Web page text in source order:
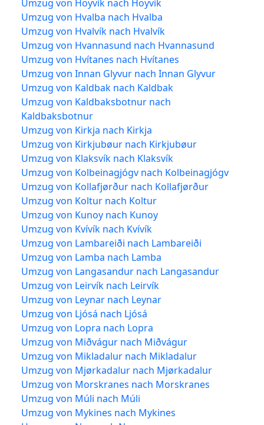
Umzug von Hoyvík nach Hoyvík
Umzug von Hvalba nach Hvalba
Umzug von Hvalvík nach Hvalvík
Umzug von Hvannasund nach Hvannasund
Umzug von Hvítanes nach Hvítanes
Umzug von Innan Glyvur nach Innan Glyvur
Umzug von Kaldbak nach Kaldbak
Umzug von Kaldbaksbotnur nach
Kaldbaksbotnur
Umzug von Kirkja nach Kirkja
Umzug von Kirkjubøur nach Kirkjubøur
Umzug von Klaksvík nach Klaksvík
Umzug von Kolbeinagjógv nach Kolbeinagjógv
Umzug von Kollafjørður nach Kollafjørður
Umzug von Koltur nach Koltur
Umzug von Kunoy nach Kunoy
Umzug von Kvívík nach Kvívík
Umzug von Lambareiði nach Lambareiði
Umzug von Lamba nach Lamba
Umzug von Langasandur nach Langasandur
Umzug von Leirvík nach Leirvík
Umzug von Leynar nach Leynar
Umzug von Ljósá nach Ljósá
Umzug von Lopra nach Lopra
Umzug von Miðvágur nach Miðvágur
Umzug von Mikladalur nach Mikladalur
Umzug von Mjørkadalur nach Mjørkadalur
Umzug von Morskranes nach Morskranes
Umzug von Múli nach Múli
Umzug von Mykines nach Mykines